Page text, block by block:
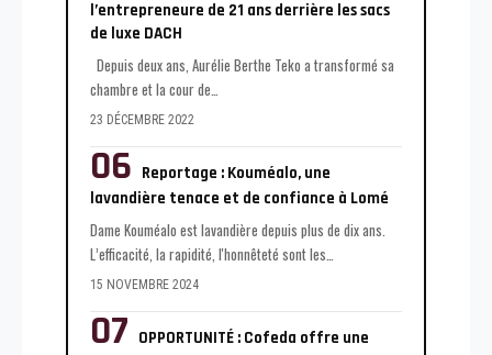
l’entrepreneure de 21 ans derrière les sacs
de luxe DACH
Depuis deux ans, Aurélie Berthe Teko a transformé sa
chambre et la cour de
23 DÉCEMBRE 2022
Reportage : Kouméalo, une
lavandière tenace et de confiance à Lomé
Dame Kouméalo est lavandière depuis plus de dix ans.
L’efficacité, la rapidité, l'honnêteté sont les
15 NOVEMBRE 2024
OPPORTUNITÉ : Cofeda offre une